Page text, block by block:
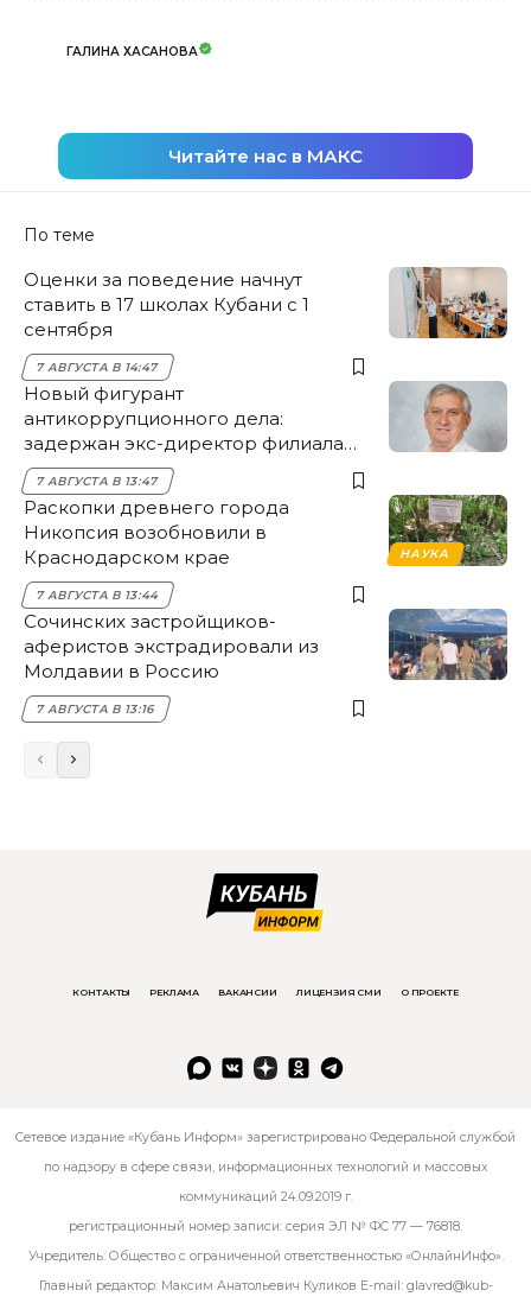
ГАЛИНА ХАСАНОВА
Читайте нас в МАКС
По теме
Оценки за поведение начнут
ставить в 17 школах Кубани с 1
сентября
7 АВГУСТА В 14:47
Новый фигурант
антикоррупционного дела:
задержан экс-директор филиала
НЭСК Крымска
7 АВГУСТА В 13:47
НАУКА
Раскопки древнего города
Никопсия возобновили в
Краснодарском крае
7 АВГУСТА В 13:44
Сочинских застройщиков-
аферистов экстрадировали из
Молдавии в Россию
7 АВГУСТА В 13:16
КОНТАКТЫ РЕКЛАМА ВАКАНСИИ ЛИЦЕНЗИЯ СМИ О ПРОЕКТЕ
Сетевое издание «Кубань Информ» зарегистрировано Федеральной службой
по надзору в сфере связи, информационных технологий и массовых
коммуникаций 24.09.2019 г.
регистрационный номер записи: серия ЭЛ № ФС 77 — 76818.
Учредитель: Общество с ограниченной ответственностью «ОнлайнИнфо».
Главный редактор: Максим Анатольевич Куликов E-mail: glavred@kub-